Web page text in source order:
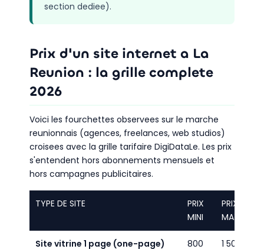
section dediee).
Prix d'un site internet a La
Reunion : la grille complete
2026
Voici les fourchettes observees sur le marche
reunionnais (agences, freelances, web studios)
croisees avec la grille tarifaire DigiDataLe. Les prix
s'entendent hors abonnements mensuels et
hors campagnes publicitaires.
TYPE DE SITE
PRIX
MINI
PRIX
MAXI
Site vitrine 1 page (one-page)
800
1 500